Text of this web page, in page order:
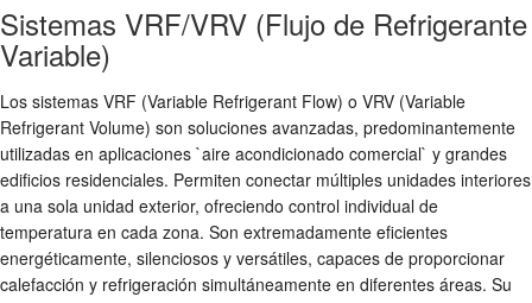
Sistemas VRF/VRV (Flujo de Refrigerante
Variable)
Los sistemas VRF (Variable Refrigerant Flow) o VRV (Variable
Refrigerant Volume) son soluciones avanzadas, predominantemente
utilizadas en aplicaciones `aire acondicionado comercial` y grandes
edificios residenciales. Permiten conectar múltiples unidades interiores
a una sola unidad exterior, ofreciendo control individual de
temperatura en cada zona. Son extremadamente eficientes
energéticamente, silenciosos y versátiles, capaces de proporcionar
calefacción y refrigeración simultáneamente en diferentes áreas. Su